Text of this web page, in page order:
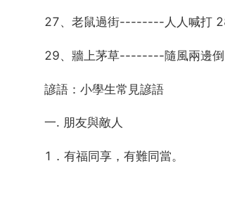
27、老鼠過街--------人人喊打
29、牆上茅草--------隨風兩邊
諺語：小學生常見諺語
一. 朋友與敵人
1．有福同享，有難同當。